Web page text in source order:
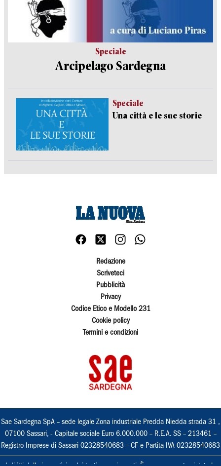
Speciale
Arcipelago Sardegna
Speciale
Una città e le sue storie
Redazione
Scriveteci
Pubblicità
Privacy
Codice Etico e Modello 231
Cookie policy
Termini e condizioni
Sae Sardegna SpA – sede legale Zona industriale Predda Niedda strada 31 ,
07100 Sassari, - Capitale sociale Euro 6.000.000 – R.E.A. SS – 213461 –
Registro Imprese di Sassari 02328540683 – CF e Partita IVA 02328540683